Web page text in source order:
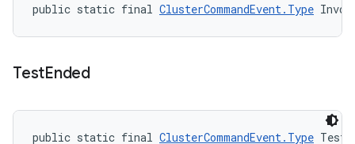
public static final ClusterCommandEvent.Type
TestEnded
public static final ClusterCommandEvent.Type